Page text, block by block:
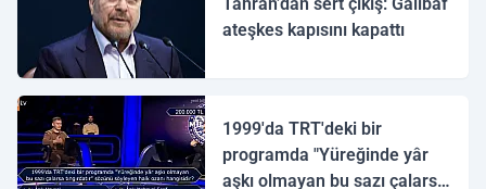
ateşkes kapısını kapattı
1999'da TRT'deki bir
programda "Yüreğinde yâr
aşkı olmayan bu sazı çalarsa